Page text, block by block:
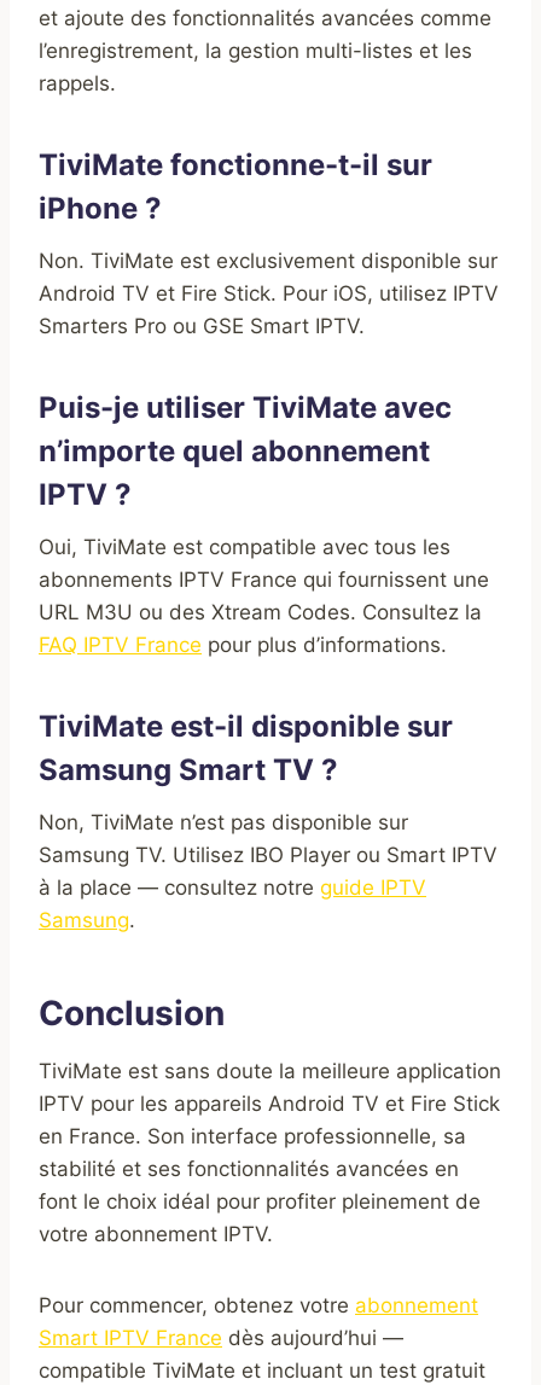
et ajoute des fonctionnalités avancées comme
l’enregistrement, la gestion multi-listes et les
rappels.
TiviMate fonctionne-t-il sur
iPhone ?
Non. TiviMate est exclusivement disponible sur
Android TV et Fire Stick. Pour iOS, utilisez IPTV
Smarters Pro ou GSE Smart IPTV.
Puis-je utiliser TiviMate avec
n’importe quel abonnement
IPTV ?
Oui, TiviMate est compatible avec tous les
abonnements IPTV France qui fournissent une
URL M3U ou des Xtream Codes. Consultez la
FAQ IPTV France pour plus d’informations.
TiviMate est-il disponible sur
Samsung Smart TV ?
Non, TiviMate n’est pas disponible sur
Samsung TV. Utilisez IBO Player ou Smart IPTV
à la place — consultez notre guide IPTV
Samsung.
Conclusion
TiviMate est sans doute la meilleure application
IPTV pour les appareils Android TV et Fire Stick
en France. Son interface professionnelle, sa
stabilité et ses fonctionnalités avancées en
font le choix idéal pour profiter pleinement de
votre abonnement IPTV.
Pour commencer, obtenez votre abonnement
Smart IPTV France dès aujourd’hui —
compatible TiviMate et incluant un test gratuit